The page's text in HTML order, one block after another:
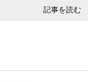
記事を読む